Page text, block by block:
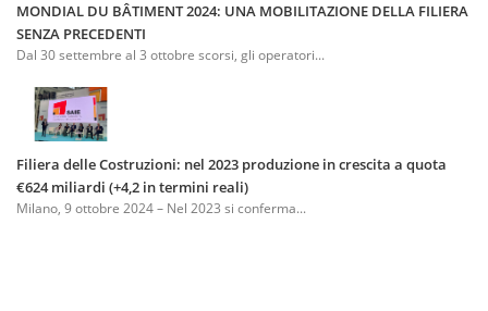
MONDIAL DU BÂTIMENT 2024: UNA MOBILITAZIONE DELLA FILIERA
SENZA PRECEDENTI
Dal 30 settembre al 3 ottobre scorsi, gli operatori...
Filiera delle Costruzioni: nel 2023 produzione in crescita a quota
€624 miliardi (+4,2 in termini reali)
Milano, 9 ottobre 2024 – Nel 2023 si conferma...